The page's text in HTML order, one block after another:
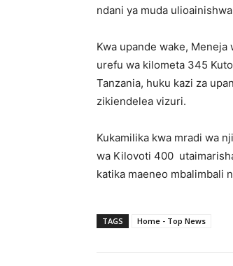
ndani ya muda
Kwa upande wake,
urefu wa kilometa 345
Tanzania, huku kazi za
zikiendelea vizuri.
Kukamilika kwa mradi wa
wa Kilovoti 400
katika maeneo mbalimbali
TAGS Home - Top News